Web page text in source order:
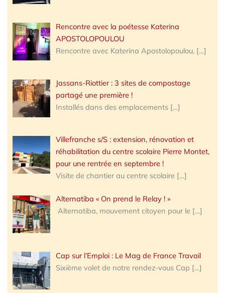
Rencontre avec la poétesse Katerina
APOSTOLOPOULOU
Rencontre avec Katerina Apostolopoulou, […]
Jassans-Riottier : 3 sites de compostage
partagé une première !
Installés dans des emplacements […]
Villefranche s/S : extension, rénovation et
réhabilitation du centre scolaire Pierre Montet,
pour une rentrée en septembre !
Visite de chantier au centre scolaire […]
Alternatiba « On prend le Relay ! »
Alternatiba, mouvement citoyen pour le […]
Cap sur l’Emploi : Le Mag de France Travail
Sixième volet de notre rendez-vous Cap […]